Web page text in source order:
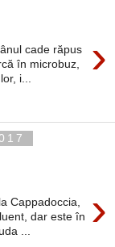
›
cade răpus
în microbuz,
i...
›
Cappadoccia,
dar este în
...